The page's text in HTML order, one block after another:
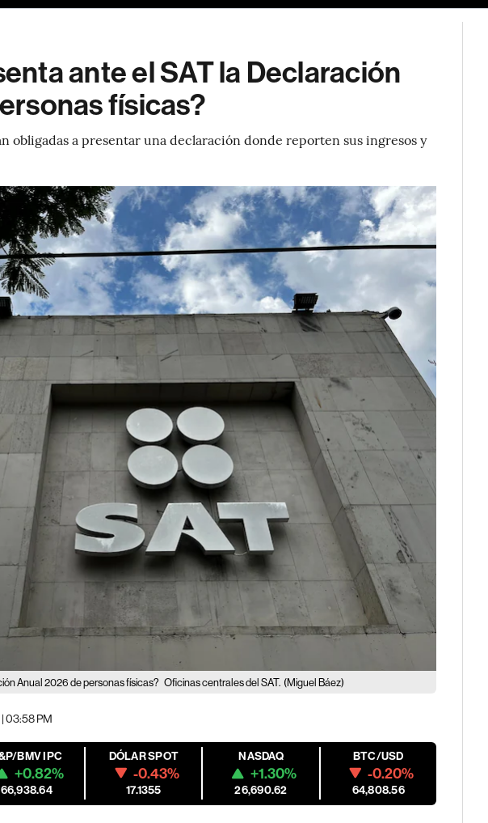
ante el SAT la Declaración
físicas?
obligadas a presentar una declaración donde reporten sus ingresos y
Anual 2026 de personas físicas? Oficinas centrales del SAT. (Miguel Báez)
03:58 PM
BMV IPC
+0.82%
66,938.64
DÓLAR SPOT
-0.43%
17.1355
NASDAQ
+1.30%
26,690.62
BTC/USD
-0.20%
64,808.56